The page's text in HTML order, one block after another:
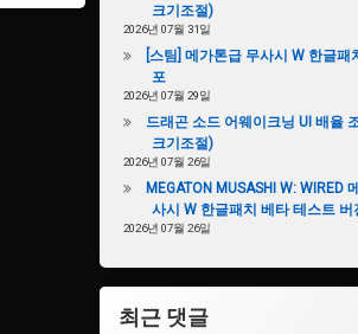
크기조절)
2026년 07월 31일
[스팀] 메가톤급 무사시 W 한글패
포
2026년 07월 29일
드래곤 소드 어웨이크닝 UI 배율
크기조절)
2026년 07월 26일
MEGATON MUSASHI W: WIRED
사시 W 한글패치 베타 테스트 버
2026년 07월 26일
최근 댓글